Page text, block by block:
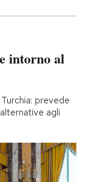
intorno al
prevede
agli